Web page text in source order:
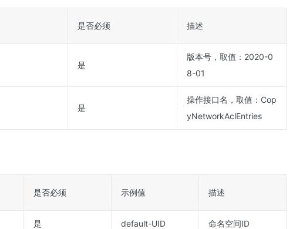
是否必须 描述
是
版本号，取值：2020-0
8-01
是
操作接口名，取值：Cop
yNetworkAclEntries
是否必须 示例值 描述
是 default-UID 命名空间ID